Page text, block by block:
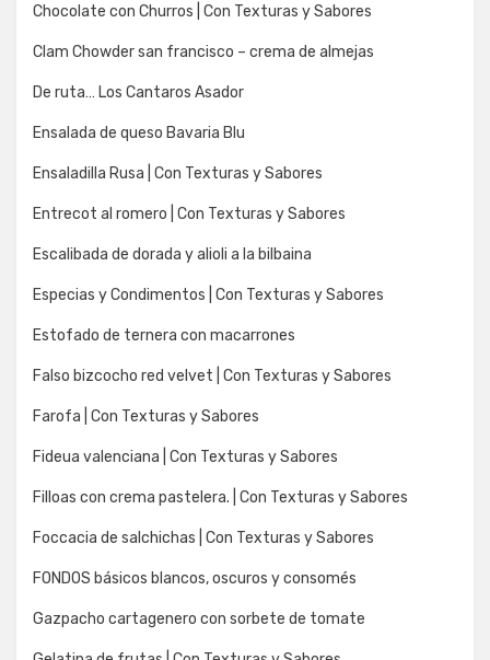
Chocolate con Churros | Con Texturas y Sabores
Clam Chowder san francisco – crema de almejas
De ruta… Los Cantaros Asador
Ensalada de queso Bavaria Blu
Ensaladilla Rusa | Con Texturas y Sabores
Entrecot al romero | Con Texturas y Sabores
Escalibada de dorada y alioli a la bilbaina
Especias y Condimentos | Con Texturas y Sabores
Estofado de ternera con macarrones
Falso bizcocho red velvet | Con Texturas y Sabores
Farofa | Con Texturas y Sabores
Fideua valenciana | Con Texturas y Sabores
Filloas con crema pastelera. | Con Texturas y Sabores
Foccacia de salchichas | Con Texturas y Sabores
FONDOS básicos blancos, oscuros y consomés
Gazpacho cartagenero con sorbete de tomate